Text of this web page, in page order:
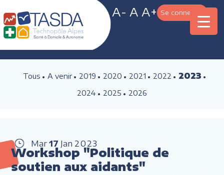
A- A A+ Se connecter
Tous A venir 2019 2020 2021 2022 2023
2024 2025 2026
Mar 17 Jan 2023
Workshop "Politique de
soutien aux aidants"